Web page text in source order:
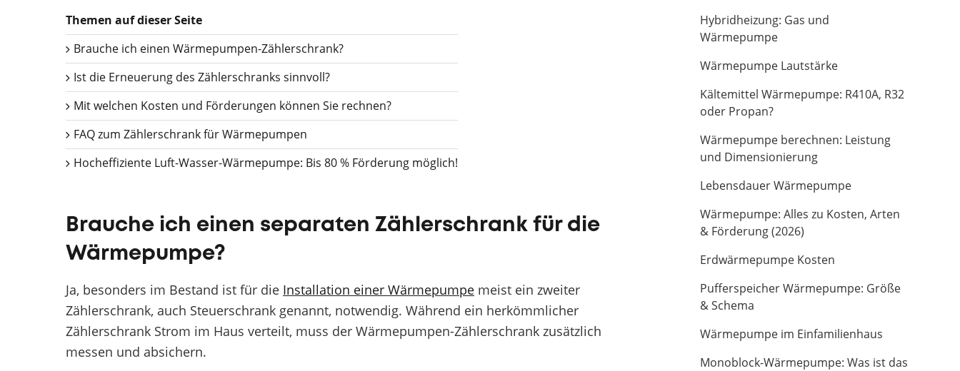
Themen auf dieser Seite
Brauche ich einen Wärmepumpen-Zählerschrank?
Ist die Erneuerung des Zählerschranks sinnvoll?
Mit welchen Kosten und Förderungen können Sie rechnen?
FAQ zum Zählerschrank für Wärmepumpen
Hocheffiziente Luft-Wasser-Wärmepumpe: Bis 80 % Förderung möglich!
Brauche ich einen separaten Zählerschrank für die
Wärmepumpe?
Ja, besonders im Bestand ist für die Installation einer Wärmepumpe meist ein zweiter
Zählerschrank, auch Steuerschrank genannt, notwendig. Während ein herkömmlicher
Zählerschrank Strom im Haus verteilt, muss der Wärmepumpen-Zählerschrank zusätzlich
messen und absichern.
Hybridheizung: Gas und
Wärmepumpe
Wärmepumpe Lautstärke
Kältemittel Wärmepumpe: R410A, R32
oder Propan?
Wärmepumpe berechnen: Leistung
und Dimensionierung
Lebensdauer Wärmepumpe
Wärmepumpe: Alles zu Kosten, Arten
& Förderung (2026)
Erdwärmepumpe Kosten
Pufferspeicher Wärmepumpe: Größe
& Schema
Wärmepumpe im Einfamilienhaus
Monoblock-Wärmepumpe: Was ist das